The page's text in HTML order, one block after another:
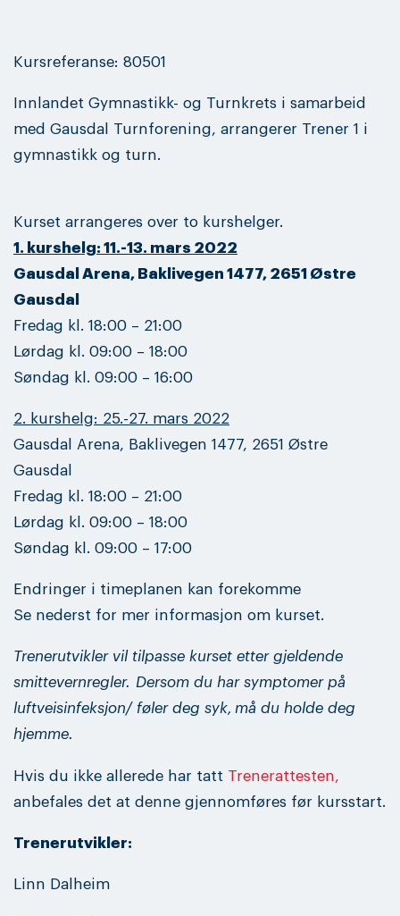
Kursreferanse: 80501
Innlandet Gymnastikk- og Turnkrets i samarbeid
med Gausdal Turnforening, arrangerer Trener 1 i
gymnastikk og turn.
Kurset arrangeres over to kurshelger.
1. kurshelg: 11.-13. mars 2022
Gausdal Arena, Baklivegen 1477, 2651 Østre
Gausdal
Fredag kl. 18:00 – 21:00
Lørdag kl. 09:00 – 18:00
Søndag kl. 09:00 – 16:00
2. kurshelg: 25.-27. mars 2022
Gausdal Arena, Baklivegen 1477, 2651 Østre
Gausdal
Fredag kl. 18:00 – 21:00
Lørdag kl. 09:00 – 18:00
Søndag kl. 09:00 – 17:00
Endringer i timeplanen kan forekomme
Se nederst for mer informasjon om kurset.
Trenerutvikler vil tilpasse kurset etter gjeldende
smittevernregler. Dersom du har symptomer på
luftveisinfeksjon/ føler deg syk, må du holde deg
hjemme.
Hvis du ikke allerede har tatt Trenerattesten,
anbefales det at denne gjennomføres før kursstart.
Trenerutvikler:
Linn Dalheim